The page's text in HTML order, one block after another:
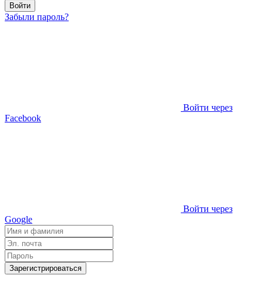
Войти
Забыли пароль?
Войти через
Facebook
Войти через
Google
Зарегистрироваться